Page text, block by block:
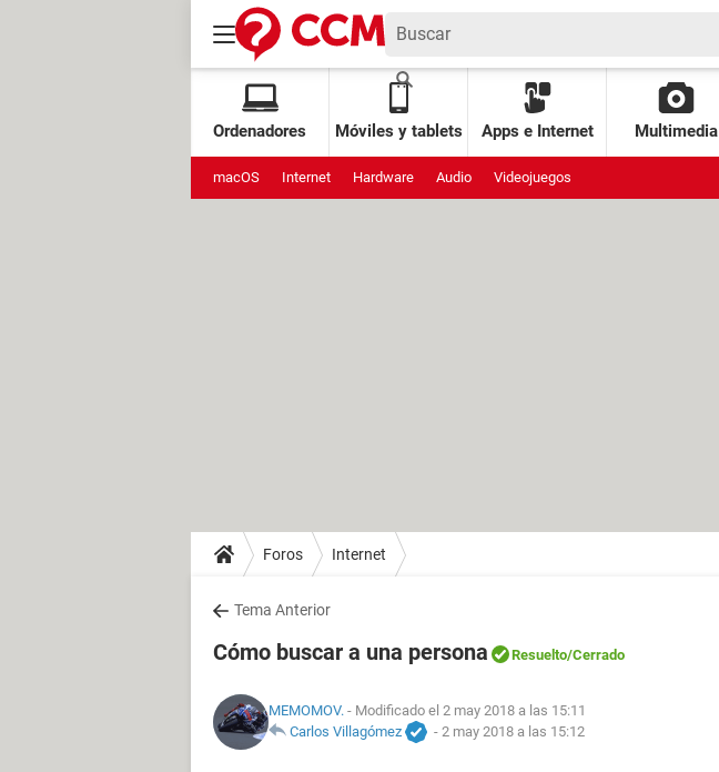
Ordenadores Móviles y tablets Apps e Internet Multimedia
macOS Internet Hardware Audio Videojuegos
Foros Internet
Tema Anterior
Cómo buscar a una persona Resuelto/Cerrado
MEMOMOV. - Modificado el 2 may 2018 a las 15:11
Carlos Villagómez
- 2 may 2018 a las 15:12